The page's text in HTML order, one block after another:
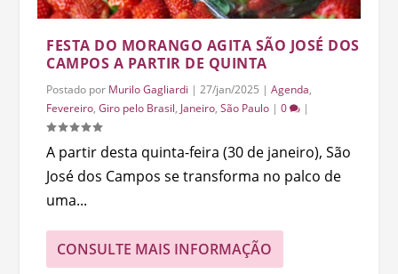
FESTA DO MORANGO AGITA SÃO JOSÉ DOS
CAMPOS A PARTIR DE QUINTA
Postado por Murilo Gagliardi |27/jan/2025 |Agenda,
Fevereiro,Giro pelo Brasil, Janeiro,São Paulo |0 |
A partir desta quinta-feira (30 de janeiro), São
José dos Campos se transforma no palco de
uma...
CONSULTE MAIS INFORMAÇÃO